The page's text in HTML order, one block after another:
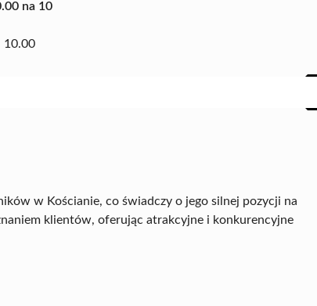
na 10
10.00
w Kościanie, co świadczy o jego silnej pozycji na
klientów, oferując atrakcyjne i konkurencyjne